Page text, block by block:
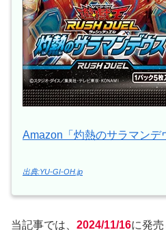
Amazon「灼熱のサラマンデ
出典:YU-GI-OH.jp
当記事では、 2024/11/16に発